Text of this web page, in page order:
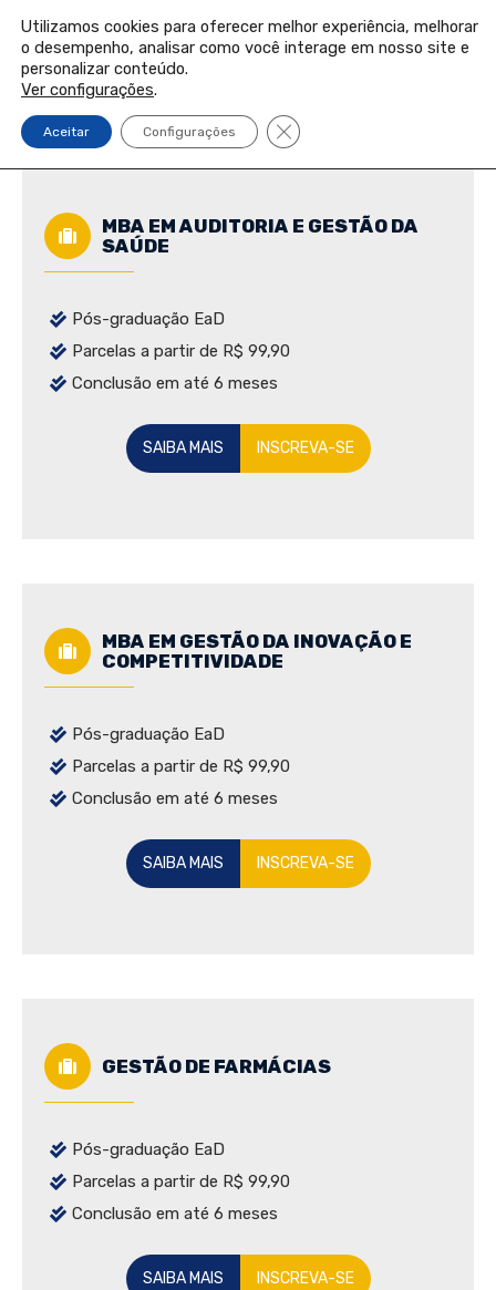
Pular
para
conteúdo
PORTAL DO PROFESSOR PORTAL DO ALUNO
MBA EM AUDITORIA E GESTÃO DA
SAÚDE
Pós-graduação EaD
Parcelas a partir de R$ 99,90
Conclusão em até 6 meses
SAIBA MAIS INSCREVA-SE
MBA EM GESTÃO DA INOVAÇÃO E
COMPETITIVIDADE
Pós-graduação EaD
Parcelas a partir de R$ 99,90
Conclusão em até 6 meses
SAIBA MAIS INSCREVA-SE
GESTÃO DE FARMÁCIAS
Pós-graduação EaD
Parcelas a partir de R$ 99,90
Conclusão em até 6 meses
SAIBA MAIS INSCREVA-SE
Utilizamos cookies para oferecer melhor experiência, melhorar
o desempenho, analisar como você interage em nosso site e
personalizar conteúdo.
Ver configurações.
Aceitar Configurações Close GDPR Cookie Banner